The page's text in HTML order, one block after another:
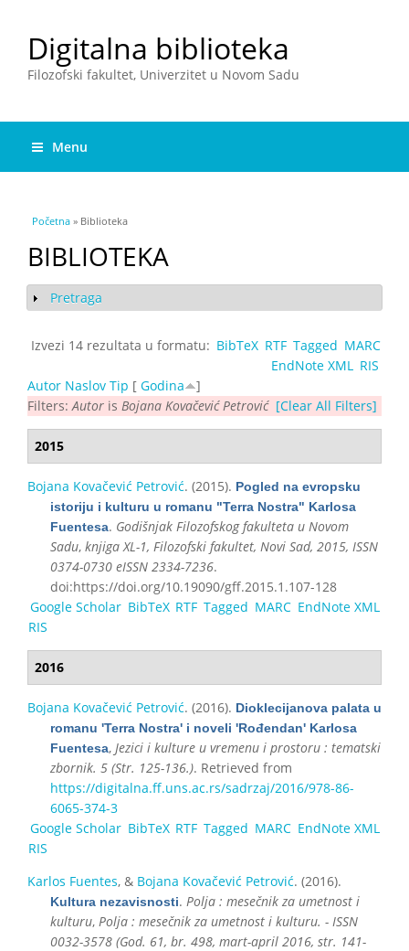
Digitalna biblioteka
Filozofski fakultet, Univerzitet u Novom Sadu
Menu
You are here
Početna » Biblioteka
BIBLIOTEKA
Show
Pretraga
Izvezi 14 rezultata u formatu: BibTeX RTF Tagged MARC
EndNote XML
RIS
Autor Naslov Tip [ Godina
]
Filters: Autor is Bojana Kovačević Petrović [Clear All Filters]
2015
Bojana Kovačević Petrović. (2015). Pogled na evropsku
istoriju i kulturu u romanu "Terra Nostra" Karlosa
Fuentesa. Godišnjak Filozofskog fakulteta u Novom
Sadu, knjiga XL-1, Filozofski fakultet, Novi Sad, 2015, ISSN
0374-0730 eISSN 2334-7236.
doi:https://doi.org/10.19090/gff.2015.1.107-128
Google Scholar BibTeX RTF Tagged MARC EndNote XML
RIS
2016
Bojana Kovačević Petrović. (2016). Dioklecijanova palata u
romanu 'Terra Nostra' i noveli 'Rođendan' Karlosa
Fuentesa, Jezici i kulture u vremenu i prostoru : tematski
zbornik. 5 (Str. 125-136.). Retrieved from
https://digitalna.ff.uns.ac.rs/sadrzaj/2016/978-86-
6065-374-3
Google Scholar BibTeX RTF Tagged MARC EndNote XML
RIS
Karlos Fuentes, & Bojana Kovačević Petrović. (2016).
Kultura nezavisnosti. Polja : mesečnik za umetnost i
kulturu, Polja : mesečnik za umetnost i kulturu. - ISSN
0032-3578 (God. 61, br. 498, mart-april 2016, str. 141-